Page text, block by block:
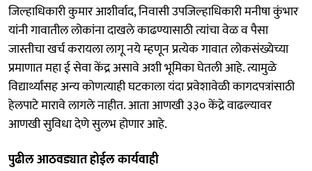
जिल्हाधिकारी कुमार आशीर्वाद, निवासी उपजिल्हाधिकारी मनीषा कुंभार
यांनी गावातील लोकांना दाखले काढण्यासाठी त्यांचा वेळ व पैसा
जास्तीचा खर्च करायला लागू नये म्हणून प्रत्येक गावात लोकसंख्येच्या
प्रमाणात महा ई सेवा केंद्र असावे अशी भूमिका घेतली आहे. त्यामुळे
विद्यार्थ्यांसह अन्य कोणत्याही घटकाला यंदा प्रवेशावेळी कागदपत्रांसाठी
हेलपाटे मारावे लागले नाहीत. आता आणखी ३३० केंद्रे वाढल्यावर
आणखी सुविधा देणे सुलभ होणार आहे.
पुढील आठवड्यात होईल कार्यवाही